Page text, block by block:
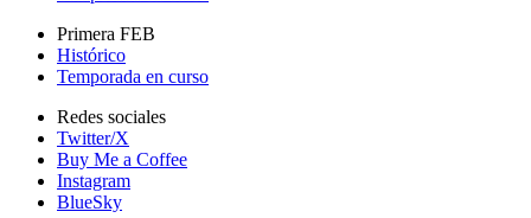
Primera FEB
Histórico
Temporada en curso
Redes sociales
Twitter/X
Buy Me a Coffee
Instagram
BlueSky